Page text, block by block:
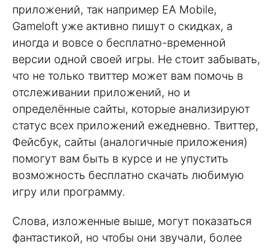
приложений, так например EA Mobile,
Gameloft уже активно пишут о скидках, а
иногда и вовсе о бесплатно-временной
версии одной своей игры. Не стоит забывать,
что не только твиттер может вам помочь в
отслеживании приложений, но и
определённые сайты, которые анализируют
статус всех приложений ежедневно. Твиттер,
Фейсбук, сайты (аналогичные приложения)
помогут вам быть в курсе и не упустить
возможность бесплатно скачать любимую
игру или программу.
Слова, изложенные выше, могут показаться
фантастикой, но чтобы они звучали, более